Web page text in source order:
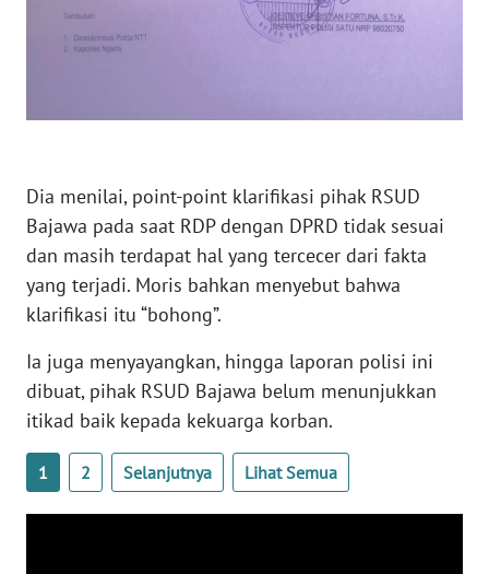
Dia menilai, point-point klarifikasi pihak RSUD
Bajawa pada saat RDP dengan DPRD tidak sesuai
dan masih terdapat hal yang tercecer dari fakta
yang terjadi. Moris bahkan menyebut bahwa
klarifikasi itu “bohong”.
Ia juga menyayangkan, hingga laporan polisi ini
dibuat, pihak RSUD Bajawa belum menunjukkan
itikad baik kepada kekuarga korban.
1 2 Selanjutnya Lihat Semua
NTB
WN
BABEL
WN
WN
SUMSEL
WN
BENGKULU